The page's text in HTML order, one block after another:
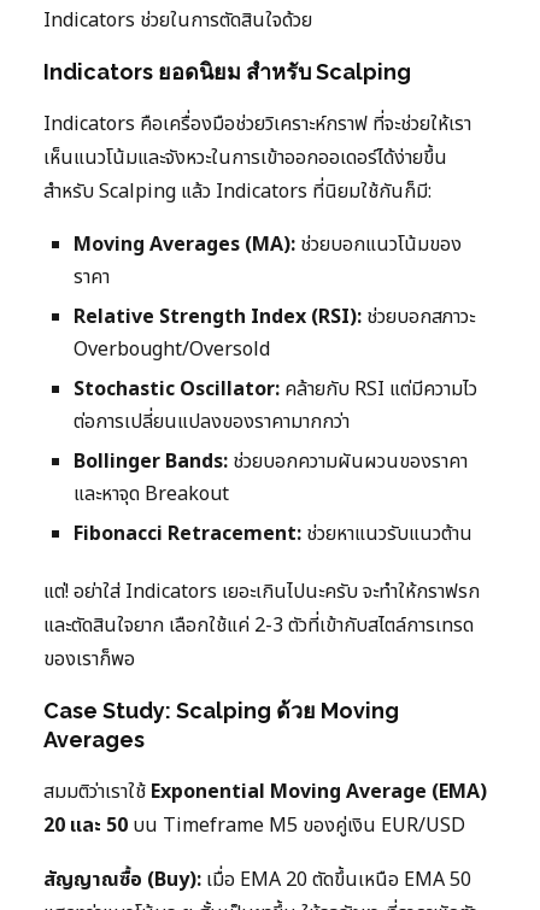
Indicators ช่วยในการตัดสินใจด้วย
Indicators ยอดนิยม สำหรับ Scalping
Indicators คือเครื่องมือช่วยวิเคราะห์กราฟ ที่จะช่วยให้เรา
เห็นแนวโน้มและจังหวะในการเข้าออกออเดอร์ได้ง่ายขึ้น
สำหรับ Scalping แล้ว Indicators ที่นิยมใช้กันก็มี:
Moving Averages (MA): ช่วยบอกแนวโน้มของ
ราคา
Relative Strength Index (RSI): ช่วยบอกสภาวะ
Overbought/Oversold
Stochastic Oscillator: คล้ายกับ RSI แต่มีความไว
ต่อการเปลี่ยนแปลงของราคามากกว่า
Bollinger Bands: ช่วยบอกความผันผวนของราคา
และหาจุด Breakout
Fibonacci Retracement: ช่วยหาแนวรับแนวต้าน
แต่! อย่าใส่ Indicators เยอะเกินไปนะครับ จะทำให้กราฟรก
และตัดสินใจยาก เลือกใช้แค่ 2-3 ตัวที่เข้ากับสไตล์การเทรด
ของเราก็พอ
Case Study: Scalping ด้วย Moving
Averages
สมมติว่าเราใช้ Exponential Moving Average (EMA)
20 และ 50 บน Timeframe M5 ของคู่เงิน EUR/USD
สัญญาณซื้อ (Buy): เมื่อ EMA 20 ตัดขึ้นเหนือ EMA 50